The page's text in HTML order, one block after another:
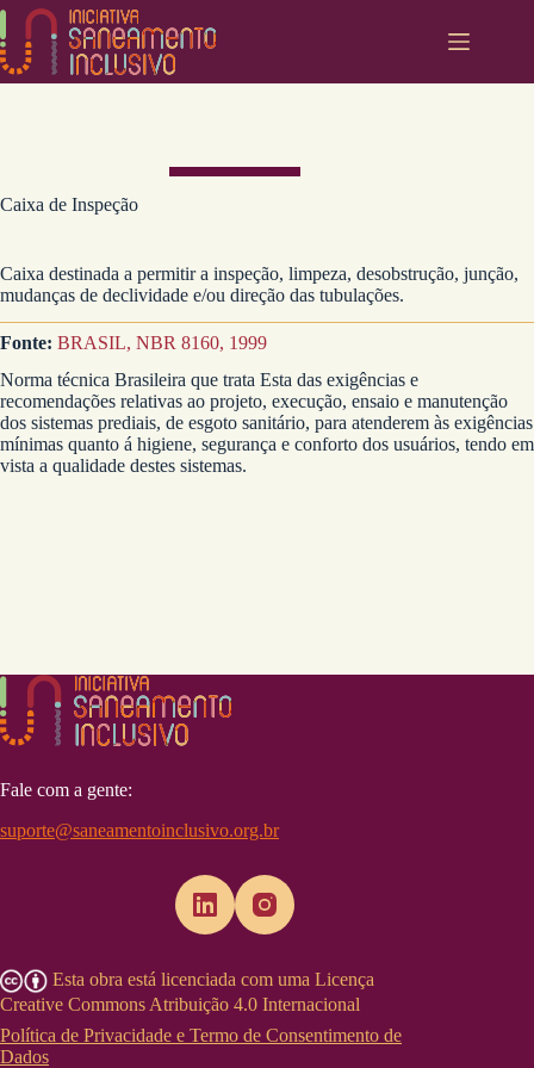
Pular
o
conteúdo
Caixa de Inspeção
Caixa destinada a permitir a inspeção, limpeza, desobstrução, junção,
mudanças de declividade e/ou direção das tubulações.
Fonte: BRASIL, NBR 8160, 1999
Norma técnica Brasileira que trata Esta das exigências e
recomendações relativas ao projeto, execução, ensaio e manutenção
dos sistemas prediais, de esgoto sanitário, para atenderem às exigências
mínimas quanto á higiene, segurança e conforto dos usuários, tendo em
vista a qualidade destes sistemas.
Fale com a gente:
suporte@saneamentoinclusivo.org.br
Esta obra está licenciada com uma Licença
Creative Commons Atribuição 4.0 Internacional
Política de Privacidade e Termo de Consentimento de
Dados